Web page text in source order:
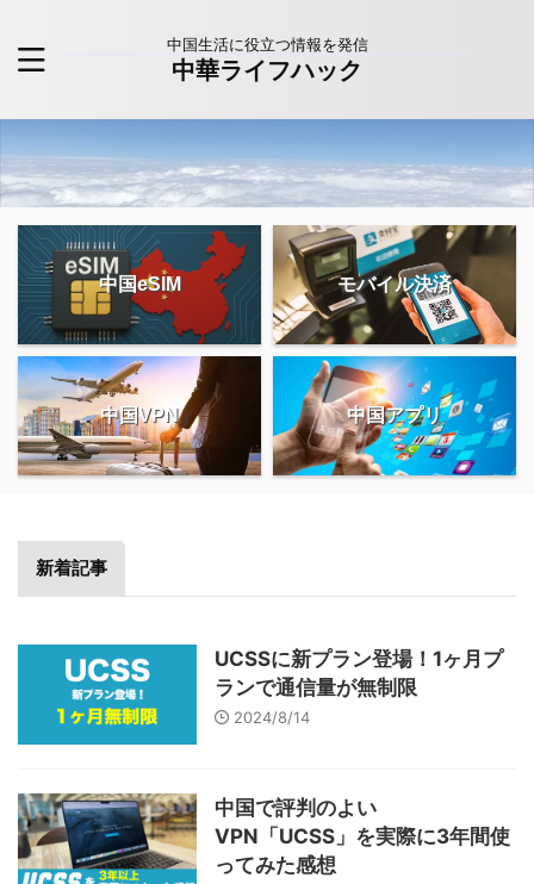
中国生活に役立つ情報を発信
中華ライフハック
中国eSIM モバイル決済
中国VPN 中国アプリ
新着記事
UCSSに新プラン登場！1ヶ月プ
ランで通信量が無制限
2024/8/14
中国で評判のよい
VPN「UCSS」を実際に3年間使
ってみた感想